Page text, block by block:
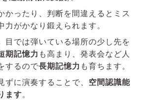
かったり、判断を間違えるとミス
力がかなり鍛えられます。
目では弾いている場所の少し先を
期記憶力 も高まり、発表会など人
するので長期記憶力 も育ちます。
に演奏することで、 空間認識能
ます。